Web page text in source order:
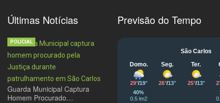
Últimas Notícias
Guarda Municipal Captura
Homem Procurado…
POLICIAL
Previsão do Tempo